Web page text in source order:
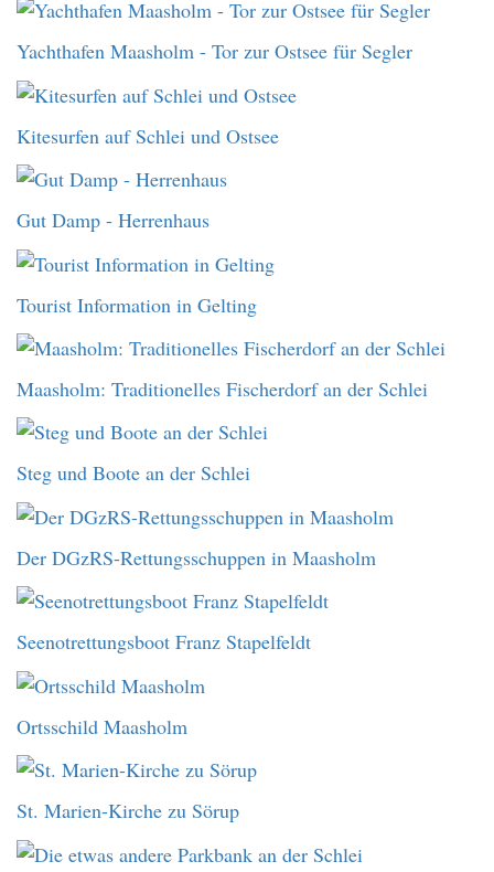
Yachthafen Maasholm - Tor zur Ostsee für Segler
Kitesurfen auf Schlei und Ostsee
Gut Damp - Herrenhaus
Tourist Information in Gelting
Maasholm: Traditionelles Fischerdorf an der Schlei
Steg und Boote an der Schlei
Der DGzRS-Rettungsschuppen in Maasholm
Seenotrettungsboot Franz Stapelfeldt
Ortsschild Maasholm
St. Marien-Kirche zu Sörup